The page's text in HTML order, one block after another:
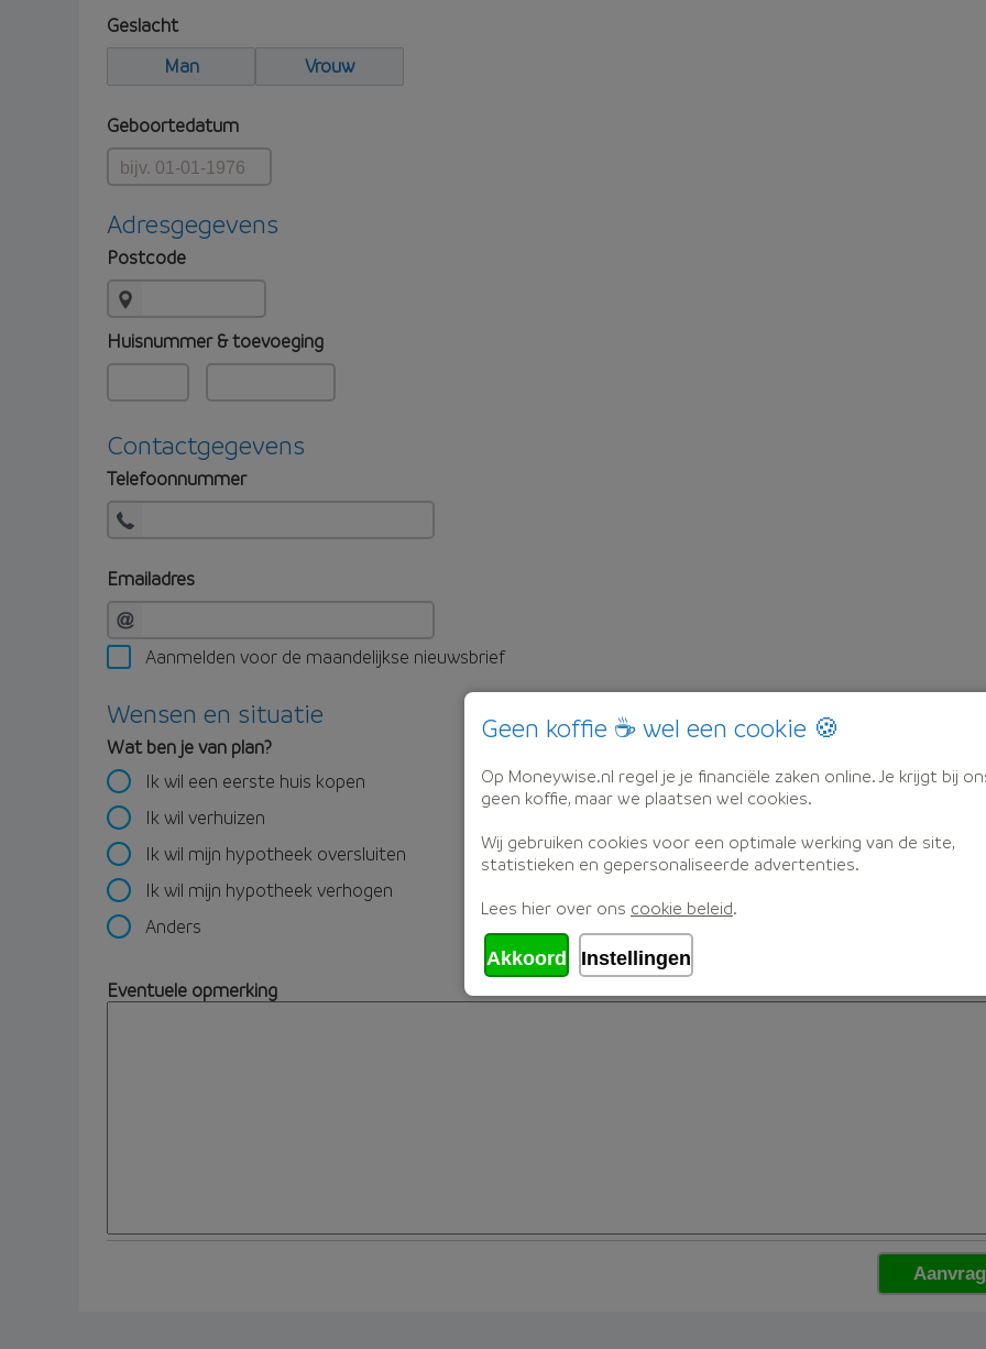
Geslacht
Man
Vrouw
Geboortedatum
Adresgegevens
Postcode
Huisnummer & toevoeging
Contactgegevens
Telefoonnummer
Emailadres
Aanmelden voor de maandelijkse nieuwsbrief
Wensen en situatie
Wat ben je van plan?
Ik wil een eerste huis kopen
Ik wil verhuizen
Ik wil mijn hypotheek oversluiten
Ik wil mijn hypotheek verhogen
Anders
Eventuele opmerking
Geen koffie ☕ wel een cookie 🍪
Op Moneywise.nl regel je je financiële zaken online. Je krijgt bij
geen koffie, maar we plaatsen wel cookies.
Wij gebruiken cookies voor een optimale werking van de site,
statistieken en gepersonaliseerde advertenties.
Lees hier over ons cookie beleid.
Akkoord Instellingen